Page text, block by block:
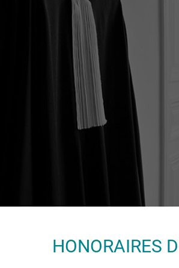
HONORAIRES